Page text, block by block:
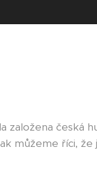
založena česká
můžeme říci,